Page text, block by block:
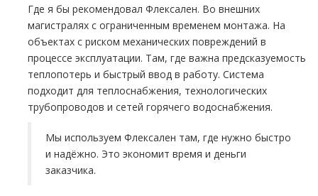
Где я бы рекомендовал Флексален. Во внешних
магистралях с ограниченным временем монтажа. На
объектах с риском механических повреждений в
процессе эксплуатации. Там, где важна предсказуемость
теплопотерь и быстрый ввод в работу. Система
подходит для теплоснабжения, технологических
трубопроводов и сетей горячего водоснабжения.
Мы используем Флексален там, где нужно быстро
и надёжно. Это экономит время и деньги
заказчика.